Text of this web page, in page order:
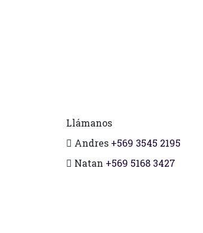
Llámanos
Andres +569 3545 2195
Natan +569 5168 3427